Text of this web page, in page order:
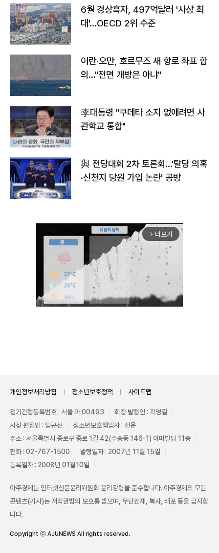
6월 경상흑자, 497억달러 '사상 최
대'…OECD 2위 수준
이란·오만, 호르무즈 새 항로 좌표 합
의…"전면 개방은 아냐"
李대통령 "쿠데타 소지 없애려면 사
관학교 통합"
與 전당대회 2차 토론회…'탈당 의혹
·신천지 당원 가입 논란' 공방
arrow_forward_ios 더보기
개인정보처리방침 청소년보호정책 사이트맵
정기간행등록번호 : 서울 아 00493
회장·발행인 : 곽영길
사장·편집인 : 임규진
청소년보호책임자 : 전운
주소 : 서울특별시 종로구 종로 1길 42(수송동 146-1) 이마빌딩 11층
전화 : 02-767-1500
발행일자 : 2007년 11월 15일
등록일자 : 2008년 01월10일
아주경제는 인터넷신문윤리위원회 윤리강령을 준수합니다. 아주경제의 모든
콘텐츠(기사)는 저작권법의 보호를 받으며, 무단전재, 복사, 배포 등을 금지합
니다.
Copyright ⓒ AJUNEWS All rights reserved.